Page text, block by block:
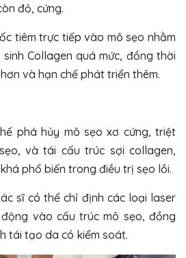
đỏ, cứng.
tiêm trực tiếp vào mô sẹo nhằm
Collagen quá mức, đồng thời
và hạn chế phát triển thêm.
phá hủy mô sẹo xơ cứng, triệt
và tái cấu trúc sợi collagen,
phổ biến trong điều trị sẹo lồi.
sĩ có thể chỉ định các loại laser
vào cấu trúc mô sẹo, đồng
tái tạo da có kiểm soát.